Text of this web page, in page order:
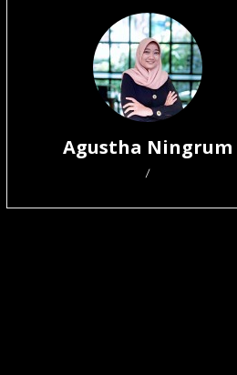
Agustha Ningrum
/